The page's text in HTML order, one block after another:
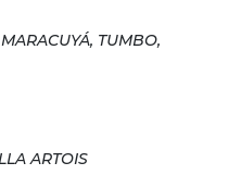
TUMBO,
ARTOIS